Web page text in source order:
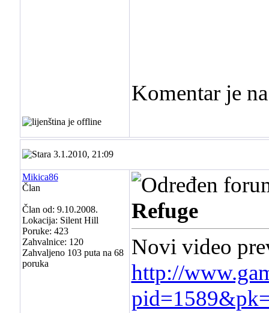
Komentar je
3.1.2010, 21:09
Mikica86
Član
Član od: 9.10.2008.
Lokacija: Silent Hill
Poruke: 423
Zahvalnice: 120
Zahvaljeno 103 puta na 68
poruka
Refuge
Novi video
http://